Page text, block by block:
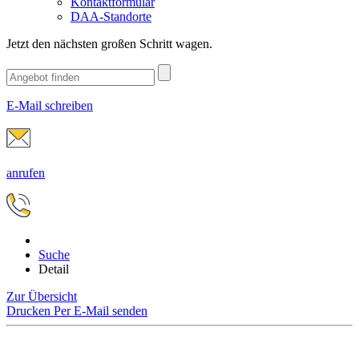
DAA-Standorte
Jetzt den nächsten großen Schritt wagen.
E-Mail schreiben
anrufen
Suche
Detail
Zur Übersicht
Drucken Per E-Mail senden